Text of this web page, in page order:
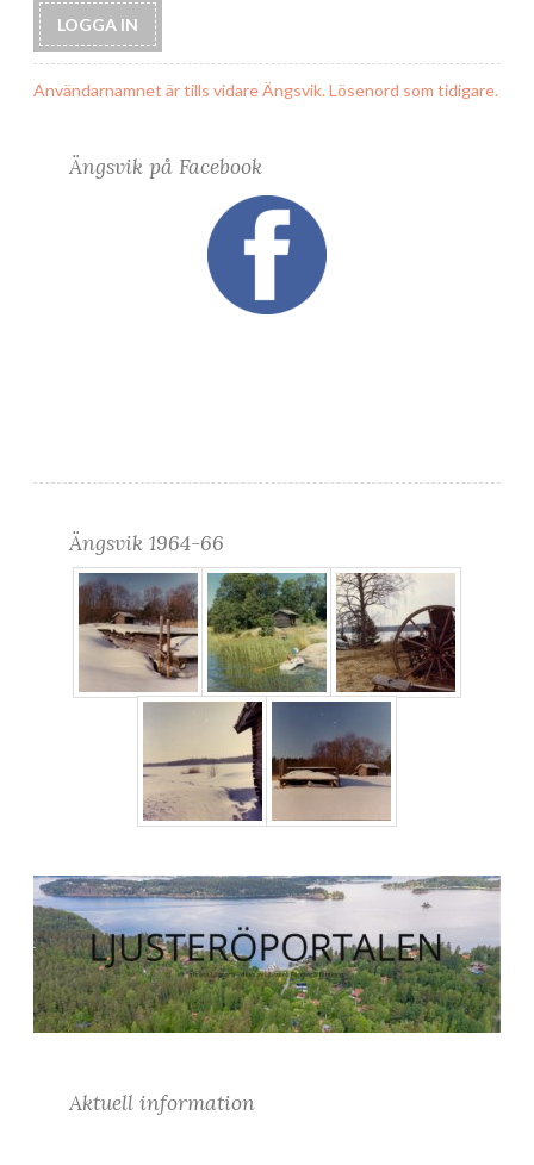
Användarnamnet är tills vidare Ängsvik. Lösenord som tidigare.
Ängsvik på Facebook
Ängsvik 1964-66
Aktuell information